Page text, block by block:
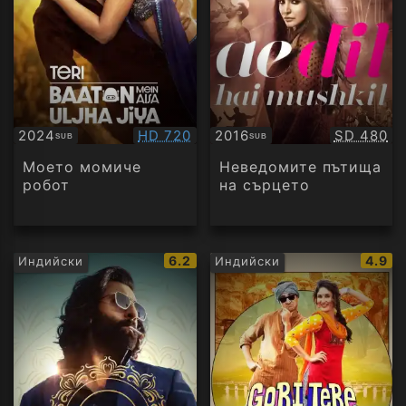
2024SUB
Субтитри Качество:
HD 720
Моето момиче
робот
2016SUB
Субтитри SD 480
Неведомите пътища
на сърцето
Индийски
IMDb
рейтинг:
6.2 Индийски
IMDb
4.9